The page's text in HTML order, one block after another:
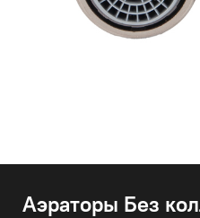
Аэраторы Без